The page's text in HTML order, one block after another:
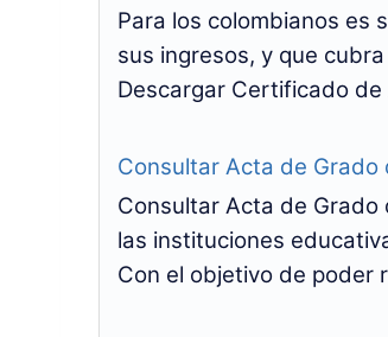
Para los colombianos es
sus ingresos, y que
Descargar Certificado de
Consultar Acta de Grado
Consultar Acta de
las instituciones
Con el objetivo de poder